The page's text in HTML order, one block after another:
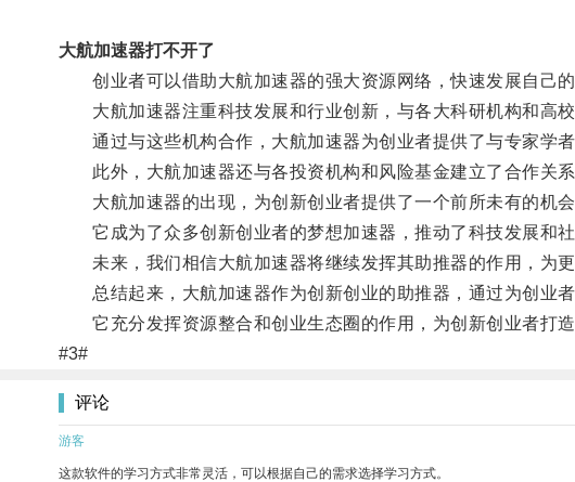
大航加速器打不开了
创业者可以借助大航加速器的强大资源网络，快速发展自己的
大航加速器注重科技发展和行业创新，与各大科研机构和高校
通过与这些机构合作，大航加速器为创业者提供了与专家学者
此外，大航加速器还与各投资机构和风险基金建立了合作关系
大航加速器的出现，为创新创业者提供了一个前所未有的机会
它成为了众多创新创业者的梦想加速器，推动了科技发展和社
未来，我们相信大航加速器将继续发挥其助推器的作用，为更
总结起来，大航加速器作为创新创业的助推器，通过为创业者
它充分发挥资源整合和创业生态圈的作用，为创新创业者打造
#3#
评论
游客
这款软件的学习方式非常灵活，可以根据自己的需求选择学习方式。